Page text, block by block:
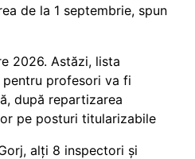
de la 1 septembrie, spun
2026. Astăzi, lista
profesori va fi
după repartizarea
pe posturi titularizabile
alți 8 inspectori și